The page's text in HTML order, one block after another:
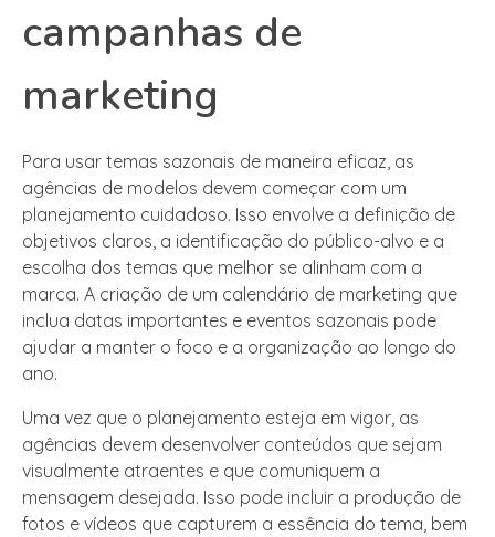
campanhas de
marketing
Para usar temas sazonais de maneira eficaz, as
agências de modelos devem começar com um
planejamento cuidadoso. Isso envolve a definição de
objetivos claros, a identificação do público-alvo e a
escolha dos temas que melhor se alinham com a
marca. A criação de um calendário de marketing que
inclua datas importantes e eventos sazonais pode
ajudar a manter o foco e a organização ao longo do
ano.
Uma vez que o planejamento esteja em vigor, as
agências devem desenvolver conteúdos que sejam
visualmente atraentes e que comuniquem a
mensagem desejada. Isso pode incluir a produção de
fotos e vídeos que capturem a essência do tema, bem